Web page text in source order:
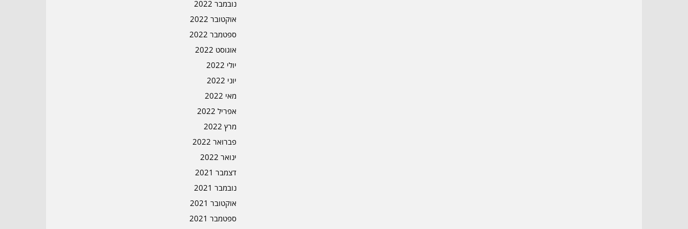
נובמבר 2022
אוקטובר 2022
ספטמבר 2022
אוגוסט 2022
יולי 2022
יוני 2022
מאי 2022
אפריל 2022
מרץ 2022
פברואר 2022
ינואר 2022
דצמבר 2021
נובמבר 2021
אוקטובר 2021
ספטמבר 2021